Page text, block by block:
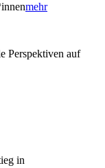
mehr
Perspektiven auf
in